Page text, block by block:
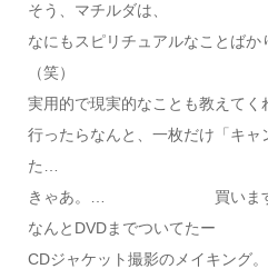
そう、マチルダは、
なにもスピリチュアルなことばか
（笑）
実用的で現実的なことも教えてく
行ったらなんと、一枚だけ「キャ
た…
きゃあ。… 買います
なんとDVDまでついてたー
CDジャケット撮影のメイキング。